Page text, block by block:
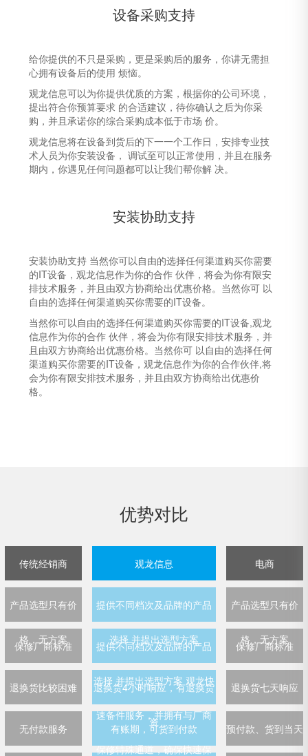
设备采购支持
给你提供的不只是采购，更是采购后的服务，你讲无需担
心拥有设备后的使用 烦恼。
观龙信息可以为你提供优质的方案，根据你的公司环境，
提出符合你预算要求 的合适建议，待你确认之后为你采
购，并且承诺你的综合采购成本低于市场 价。
观龙信息将在设备到货后的下一一个工作日，安排专业技
术人员为你安装设备， 调试至可以正常使用，并且在服务
期内，你遇见任何问题都可以让我们帮你解 决。
安装协助支持
安装协助支持 当然你可以自由的选择任何渠道购买你需要
的IT设备，观龙信息作为你的合作 伙伴，将会为你有限安
排技术服务，并且由双方协商给出优惠价格。当然你可 以
自由的选择任何渠道购买你需要的IT设备。
当然你可以自由的选择任何渠道购买你需要的IT设备,观龙
信息作为你的合作 伙伴，将会为你有限安排技术服务，并
且由双方协商给出优惠价格。当然你可 以自由的选择任何
渠道购买你需要的IT设备，观龙信息作为你的合作伙伴,将
会为你有限安排技术服务，并且由双方协商给出优惠价
格。
优势对比
传统经销商
产品选型只有价
格，无方案
保修厂商标准
退换货比较困难
无付款服务
观龙信息
提供不同档次及品牌的产品
选择 并提出选型方案
提供不同档次及品牌的产品
选择 并提出选型方案 观龙快
速备件服务，并拥有与厂商
保修特殊通道，确保快速保
退换货4小时响应，有退换货
资
有账期，可货到付款
电商
产品选型只有价
格，无方案
保修厂商标准
退换货七天响应
预付款、货到当天